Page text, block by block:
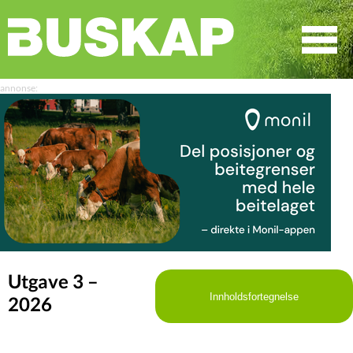
SØK
☰
Utgave 3 –
2026
Innholdsfortegnelse